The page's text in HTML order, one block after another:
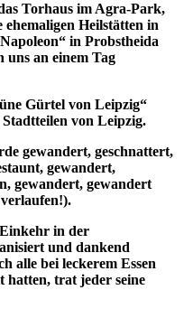
Torhaus im Agra-Park,
Heilstätten in
in Probstheida
uns an einem Tag
Gürtel von Leipzig“
von Leipzig.
gewandert, geschnattert,
gewandert,
gewandert, gewandert
in der
und dankend
alle bei leckerem Essen
hatten, trat jeder seine